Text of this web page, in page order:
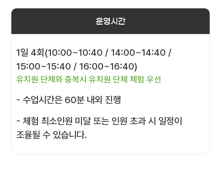
운영시간
1일 4회(10:00~10:40 / 14:00~14:40 /
15:00~15:40 / 16:00~16:40)
유치원 단체와 중복시 유치원 단체 체험 우선
- 수업시간은 60분 내외 진행
- 체험 최소인원 미달 또는 인원 초과 시 일정이
조율될 수 있습니다.